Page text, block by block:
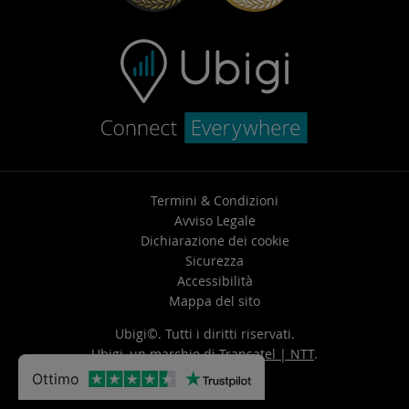
Termini & Condizioni
Avviso Legale
Dichiarazione dei cookie
Sicurezza
Accessibilità
Mappa del sito
Ubigi©. Tutti i diritti riservati.
Ubigi, un marchio diTransatel | NTT.
Ottimo